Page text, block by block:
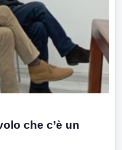
che c’è un